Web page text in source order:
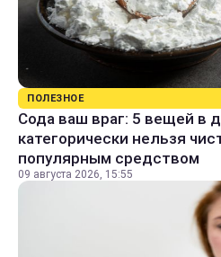
ПОЛЕЗНОЕ
Сода ваш враг: 5 вещей в
категорически нельзя
популярным средством
09 августа 2026, 15:55